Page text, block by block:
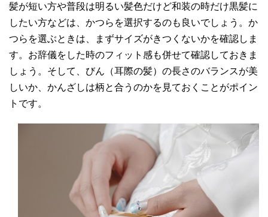
髪が短い方や普段は明るい髪色だけど和装の時だけ黒髪に
したい方などは、かつらを選択するのも良いでしょう。 か
つらを選ぶときは、まずサイズがきつくないかを確認しま
す。お辞儀をした時のフィット感も併せて確認しておきま
しょう。 そして、びん（耳際の髪）の長さのバランスが美
しいか、かんざしは柄と合うのかを見ておくことがポイン
トです。